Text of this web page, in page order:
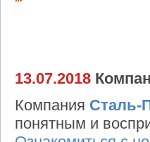
13.07.2018
Компания Сталь-
понятным и